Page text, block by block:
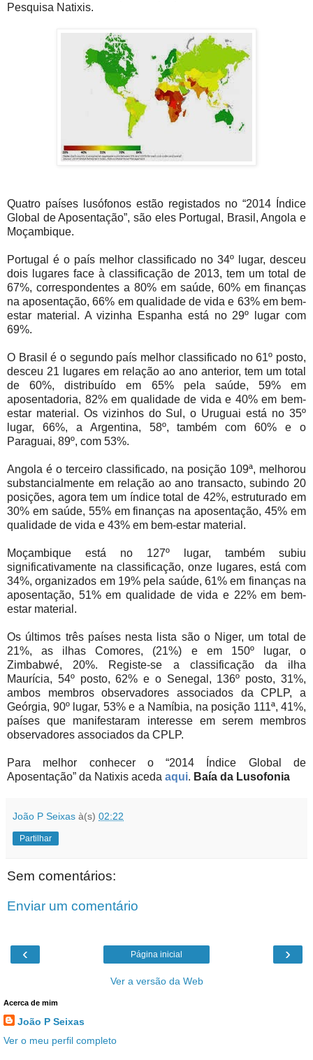
Pesquisa Natixis.
Quatro países lusófonos estão registados no “2014 Índice
Global de Aposentação”, são eles Portugal, Brasil, Angola e
Moçambique.
Portugal é o país melhor classificado no 34º lugar, desceu
dois lugares face à classificação de 2013, tem um total de
67%, correspondentes a 80% em saúde, 60% em finanças
na aposentação, 66% em qualidade de vida e 63% em bem-
estar material. A vizinha Espanha está no 29º lugar com
69%.
O Brasil é o segundo país melhor classificado no 61º posto,
desceu 21 lugares em relação ao ano anterior, tem um total
de 60%, distribuído em 65% pela saúde, 59% em
aposentadoria, 82% em qualidade de vida e 40% em bem-
estar material. Os vizinhos do Sul, o Uruguai está no 35º
lugar, 66%, a Argentina, 58º, também com 60% e o
Paraguai, 89º, com 53%.
Angola é o terceiro classificado, na posição 109ª, melhorou
substancialmente em relação ao ano transacto, subindo 20
posições, agora tem um índice total de 42%, estruturado em
30% em saúde, 55% em finanças na aposentação, 45% em
qualidade de vida e 43% em bem-estar material.
Moçambique está no 127º lugar, também subiu
significativamente na classificação, onze lugares, está com
34%, organizados em 19% pela saúde, 61% em finanças na
aposentação, 51% em qualidade de vida e 22% em bem-
estar material.
Os últimos três países nesta lista são o Niger, um total de
21%, as ilhas Comores, (21%) e em 150º lugar, o
Zimbabwé, 20%. Registe-se a classificação da ilha
Maurícia, 54º posto, 62% e o Senegal, 136º posto, 31%,
ambos membros observadores associados da CPLP, a
Geórgia, 90º lugar, 53% e a Namíbia, na posição 111ª, 41%,
países que manifestaram interesse em serem membros
observadores associados da CPLP.
Para melhor conhecer o “2014 Índice Global de
Aposentação” da Natixis aceda aqui. Baía da Lusofonia
João P Seixas à(s) 02:22
Partilhar
Sem comentários:
Enviar um comentário
‹ ›
Página inicial
Ver a versão da Web
Acerca de mim
João P Seixas
Ver o meu perfil completo